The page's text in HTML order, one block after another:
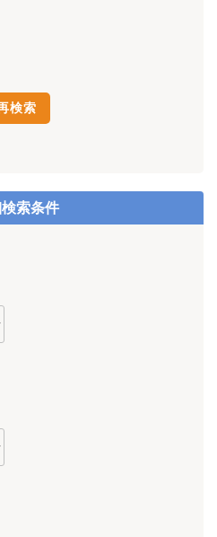
索条件